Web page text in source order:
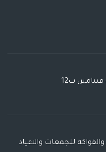
ب12
للجمعات والاعياد